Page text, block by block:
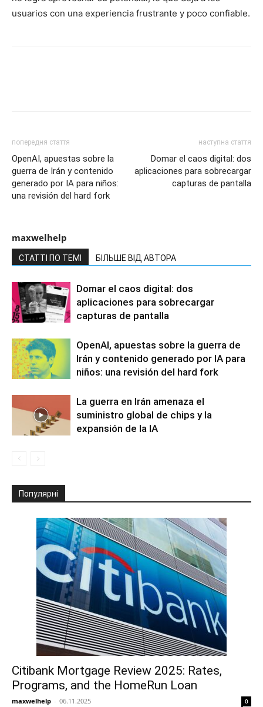
usuarios con una experiencia frustrante y poco confiable.
попередня стаття
OpenAI, apuestas sobre la
guerra de Irán y contenido
generado por IA para niños:
una revisión del hard fork
наступна стаття
Domar el caos digital: dos
aplicaciones para sobrecargar
capturas de pantalla
maxwelhelp
СТАТТІ ПО ТЕМІ БІЛЬШЕ ВІД АВТОРА
Domar el caos digital: dos
aplicaciones para sobrecargar
capturas de pantalla
OpenAI, apuestas sobre la guerra de
Irán y contenido generado por IA para
niños: una revisión del hard fork
La guerra en Irán amenaza el
suministro global de chips y la
expansión de la IA
Популярні
Citibank Mortgage Review 2025: Rates,
Programs, and the HomeRun Loan
maxwelhelp - 06.11.2025 0